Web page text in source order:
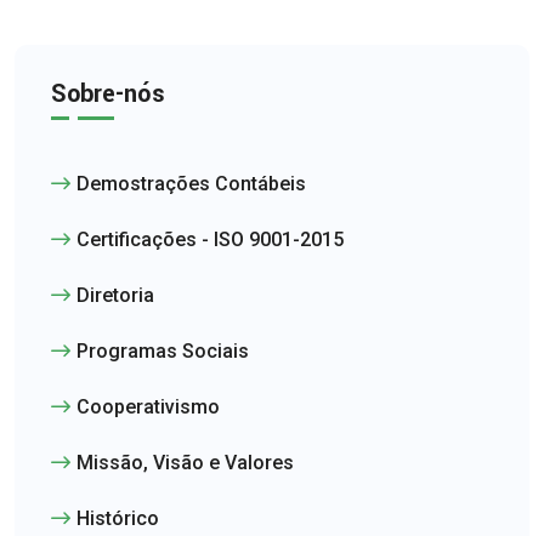
Sobre-nós
Demostrações Contábeis
Certificações - ISO 9001-2015
Diretoria
Programas Sociais
Cooperativismo
Missão, Visão e Valores
Histórico